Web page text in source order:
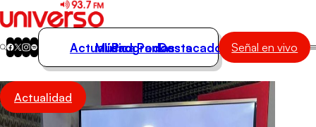
Actualidad
Música
Actualidad
Música
Programas
Podcasts
Destacados Señal en vivo
Actualidad